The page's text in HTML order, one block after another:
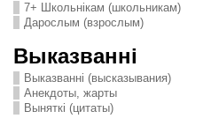
7+ Школьнікам (школьникам)
Дарослым (взрослым)
Выказванні
Выказванні (высказывания)
Анекдоты, жарты
Выняткі (цитаты)